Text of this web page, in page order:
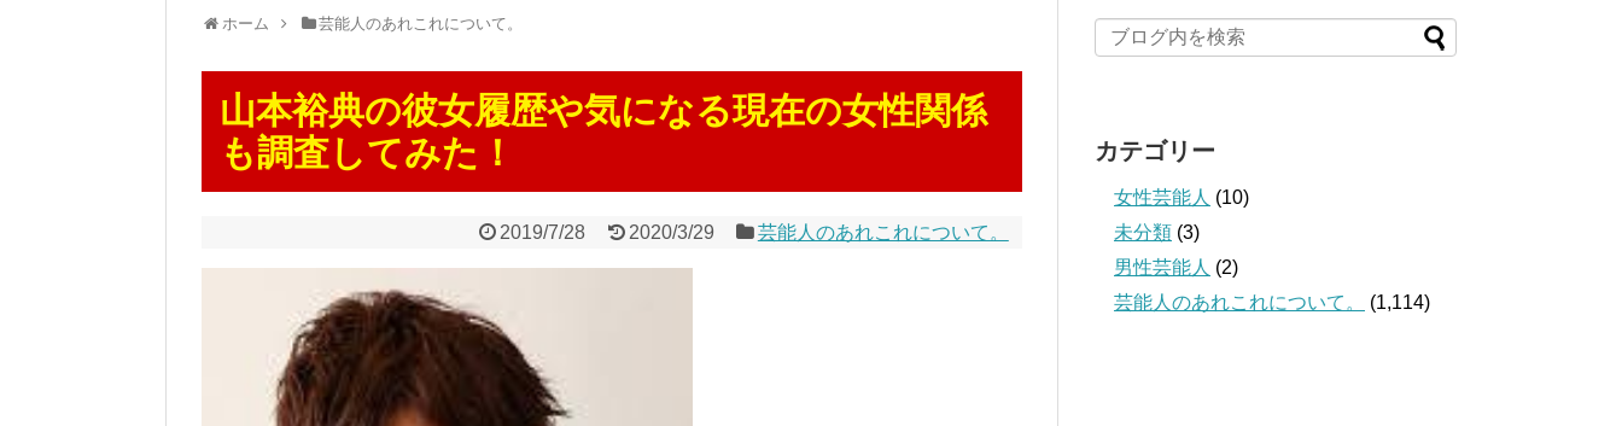
ホーム 芸能人のあれこれについて。
山本裕典の彼女履歴や気になる現在の女性関係
も調査してみた！
2019/7/28 2020/3/29 芸能人のあれこれについて。
カテゴリー
女性芸能人 (10)
未分類 (3)
男性芸能人 (2)
芸能人のあれこれについて。
(1,114)